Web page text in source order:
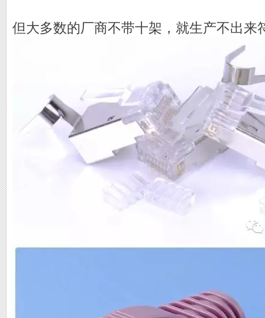
但大多数的厂商不带十架，就生产不出来